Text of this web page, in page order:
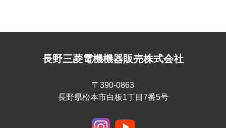
長野三菱電機機器販売株式会社
〒390-0863
長野県松本市白板1丁目7番5号